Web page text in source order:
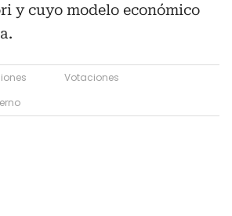
y cuyo modelo económico
Votaciones